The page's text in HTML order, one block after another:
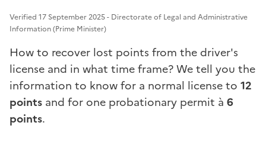
Verified 17 September 2025 - Directorate of Legal and Administrative
Information (Prime Minister)
How to recover lost points from the driver's
license and in what time frame? We tell you the
information to know for a normal license to 12
points and for one probationary permit à 6
points.